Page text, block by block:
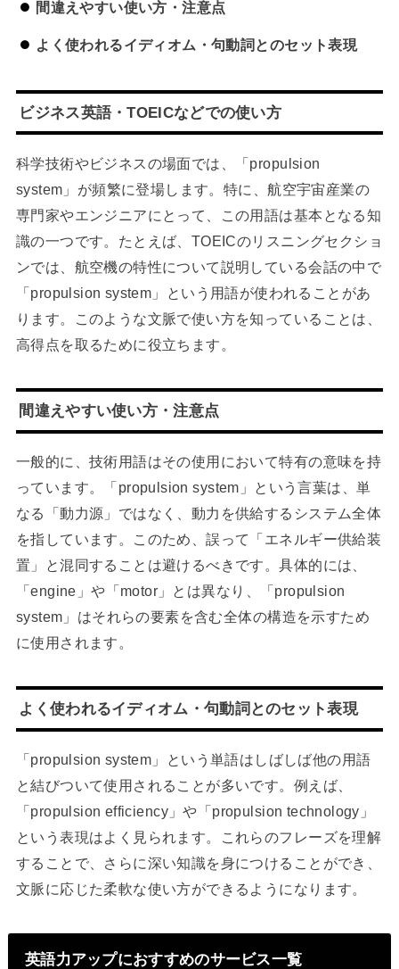
間違えやすい使い方・注意点
よく使われるイディオム・句動詞とのセット表現
ビジネス英語・TOEICなどでの使い方
科学技術やビジネスの場面では、「propulsion
system」が頻繁に登場します。特に、航空宇宙産業の
専門家やエンジニアにとって、この用語は基本となる知
識の一つです。たとえば、TOEICのリスニングセクショ
ンでは、航空機の特性について説明している会話の中で
「propulsion system」という用語が使われることがあ
ります。このような文脈で使い方を知っていることは、
高得点を取るために役立ちます。
間違えやすい使い方・注意点
一般的に、技術用語はその使用において特有の意味を持
っています。「propulsion system」という言葉は、単
なる「動力源」ではなく、動力を供給するシステム全体
を指しています。このため、誤って「エネルギー供給装
置」と混同することは避けるべきです。具体的には、
「engine」や「motor」とは異なり、「propulsion
system」はそれらの要素を含む全体の構造を示すため
に使用されます。
よく使われるイディオム・句動詞とのセット表現
「propulsion system」という単語はしばしば他の用語
と結びついて使用されることが多いです。例えば、
「propulsion efficiency」や「propulsion technology」
という表現はよく見られます。これらのフレーズを理解
することで、さらに深い知識を身につけることができ、
文脈に応じた柔軟な使い方ができるようになります。
英語力アップにおすすめのサービス一覧